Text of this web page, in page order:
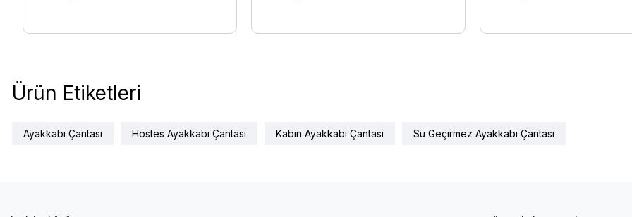
Ürün Etiketleri
Ayakkabı Çantası Hostes Ayakkabı Çantası Kabin Ayakkabı Çantası Su Geçirmez Ayakkabı Çantası